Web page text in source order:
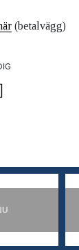
(betalvägg)